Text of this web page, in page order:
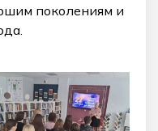
поколениям и